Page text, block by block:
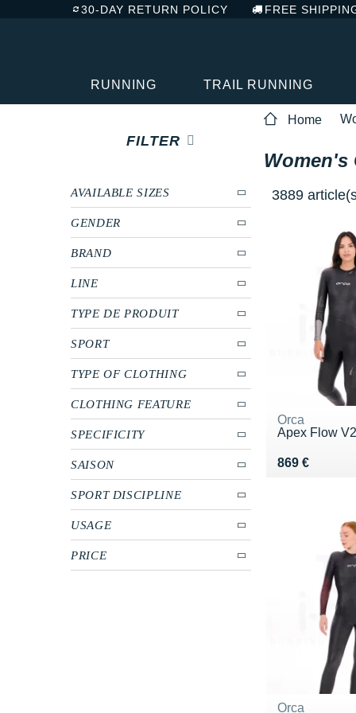
30-DAY RETURN POLICY FREE
RUNNING TRAIL RUNNING
Home
FILTER
AVAILABLE SIZES
GENDER
BRAND
LINE
TYPE DE PRODUIT
SPORT
TYPE OF CLOTHING
CLOTHING FEATURE
SPECIFICITY
SAISON
SPORT DISCIPLINE
USAGE
PRICE
3889
Orca
Apex Flow V2
869 €
Vendu 869 €
Orca